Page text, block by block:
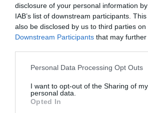
disclosure of your personal information
IAB’s list of downstream participants.
also be disclosed by us to third parties on
Downstream Participants that may
Personal Data Processing Opt Outs
I want to opt-out of the Sharing of my
personal data.
Opted In